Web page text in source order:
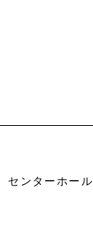
センターホール